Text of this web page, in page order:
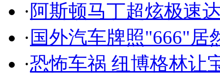
·阿斯顿马丁超炫极速
· 国外汽车牌照"666"居
·恐怖车祸 纽博格林让